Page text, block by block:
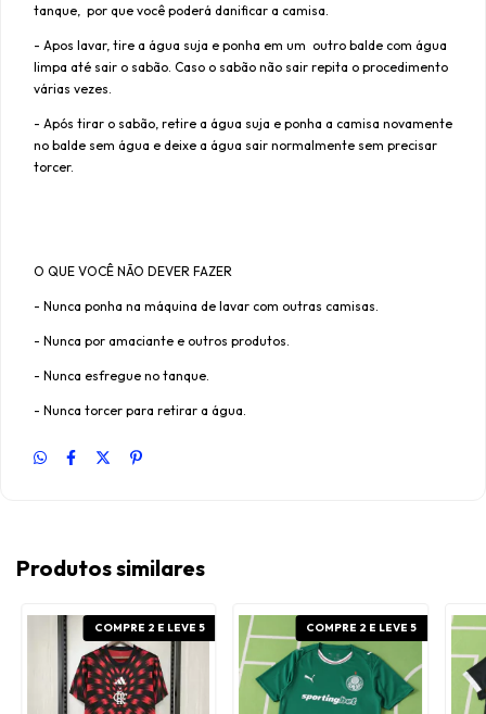
tanque, por que você poderá danificar a camisa.
- Apos lavar, tire a água suja e ponha em um outro balde com água
limpa até sair o sabão. Caso o sabão não sair repita o procedimento
várias vezes.
- Após tirar o sabão, retire a água suja e ponha a camisa novamente
no balde sem água e deixe a água sair normalmente sem precisar
torcer.
O QUE VOCÊ NÃO DEVER FAZER
- Nunca ponha na máquina de lavar com outras camisas.
- Nunca por amaciante e outros produtos.
- Nunca esfregue no tanque.
- Nunca torcer para retirar a água.
Produtos similares
COMPRE 2 E LEVE 5 COMPRE 2 E LEVE 5